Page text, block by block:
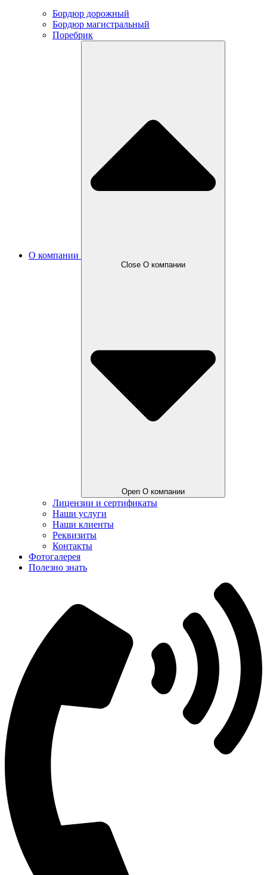
Бордюр дорожный
Бордюр магистральный
Поребрик
О компании
Close О компании
Open О компании
Лицензии и сертификаты
Наши услуги
Наши клиенты
Реквизиты
Контакты
Фотогалерея
Полезно знать